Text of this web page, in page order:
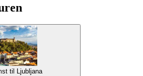
til Ljubljana